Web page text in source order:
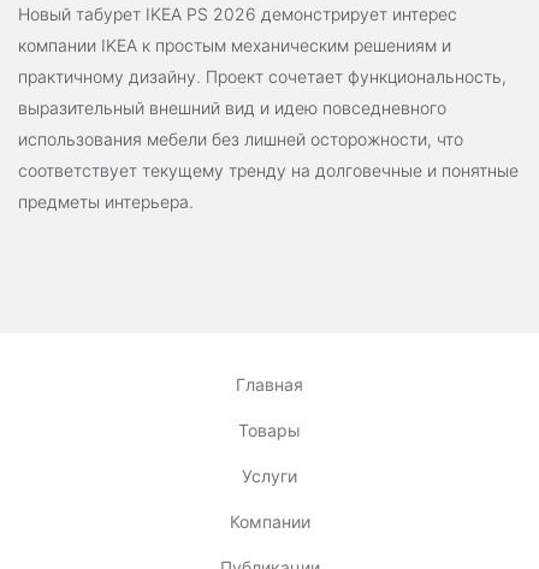
Новый табурет IKEA PS 2026 демонстрирует интерес
компании IKEA к простым механическим решениям и
практичному дизайну. Проект сочетает функциональность,
выразительный внешний вид и идею повседневного
использования мебели без лишней осторожности, что
соответствует текущему тренду на долговечные и понятные
предметы интерьера.
Главная
Товары
Услуги
Компании